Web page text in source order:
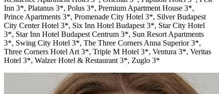
Inn 3*, Platanus 3*, Polus 3*, Premium Apartment House 3*,
Prince Apartments 3*, Promenade City Hotel 3*, Silver Budapest
City Center Hotel 3*, Six Inn Hotel Budapest 3*, Star City Hotel
3*, Star Inn Hotel Budapest Centrum 3*, Sun Resort Apartments
3*, Swing City Hotel 3*, The Three Corners Anna Superior 3*,
Three Corners Hotel Art 3*, Triple M Hotel 3*, Ventura 3*, Veritas
Hotel 3*, Walzer Hotel & Restaurant 3*, Zuglo 3*